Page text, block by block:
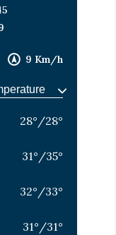
9 Km/h
28°/28°
31°/35°
32°/33°
31°/31°